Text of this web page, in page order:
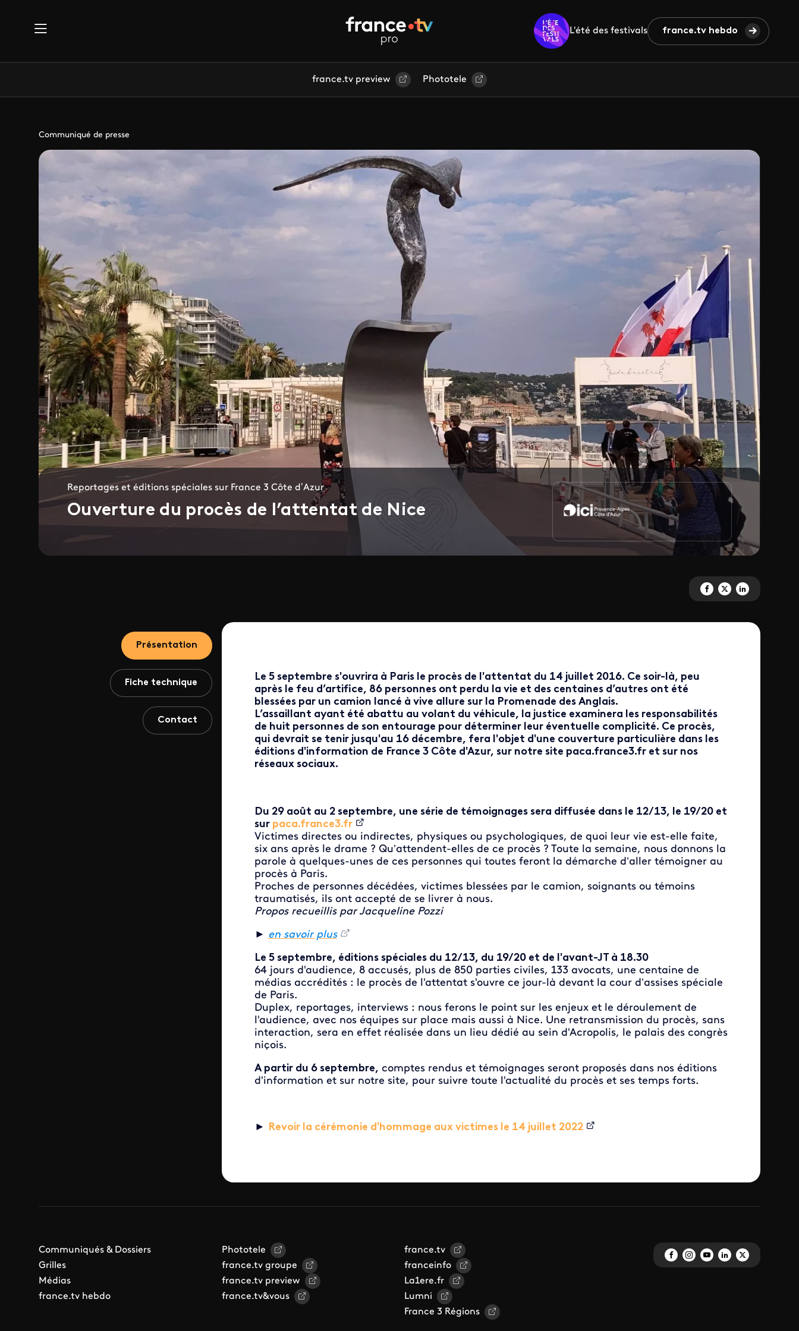
L'été des festivals france.tv hebdo
france.tv preview Phototele
Communiqué de presse
Reportages et éditions spéciales sur France 3 Côte d’Azur
Ouverture du procès de l’attentat de Nice
Partagez 'Ouverture du
Partagez 'Ouverture du
Partagez
Présentation
Fiche technique
Contact
Le 5 septembre s'ouvrira à Paris le procès de l'attentat du 14 juillet 2016. Ce soir-là, peu
après le feu d’artifice, 86 personnes ont perdu la vie et des centaines d’autres ont été
blessées par un camion lancé à vive allure sur la Promenade des Anglais.
L’assaillant ayant été abattu au volant du véhicule, la justice examinera les responsabilités
de huit personnes de son entourage pour déterminer leur éventuelle complicité. Ce procès,
qui devrait se tenir jusqu'au 16 décembre, fera l'objet d'une couverture particulière dans les
éditions d'information de France 3 Côte d'Azur, sur notre site paca.france3.fr et sur nos
réseaux sociaux.
Du 29 août au 2 septembre, une série de témoignages sera diffusée dans le 12/13, le 19/20 et
sur paca.france3.fr
Victimes directes ou indirectes, physiques ou psychologiques, de quoi leur vie est-elle faite,
six ans après le drame ? Qu’attendent-elles de ce procès ? Toute la semaine, nous donnons la
parole à quelques-unes de ces personnes qui toutes feront la démarche d’aller témoigner au
procès à Paris.
Proches de personnes décédées, victimes blessées par le camion, soignants ou témoins
traumatisés, ils ont accepté de se livrer à nous.
Propos recueillis par Jacqueline Pozzi
► en savoir plus
Le 5 septembre, éditions spéciales du 12/13, du 19/20 et de l'avant-JT à 18.30
64 jours d'audience, 8 accusés, plus de 850 parties civiles, 133 avocats, une centaine de
médias accrédités : le procès de l'attentat s'ouvre ce jour-là devant la cour d’assises spéciale
de Paris.
Duplex, reportages, interviews : nous ferons le point sur les enjeux et le déroulement de
l'audience, avec nos équipes sur place mais aussi à Nice. Une retransmission du procès, sans
interaction, sera en effet réalisée dans un lieu dédié au sein d'Acropolis, le palais des congrès
niçois.
A partir du 6 septembre, comptes rendus et témoignages seront proposés dans nos éditions
d'information et sur notre site, pour suivre toute l'actualité du procès et ses temps forts.
► Revoir la cérémonie d'hommage aux victimes le 14 juillet 2022
Communiqués & Dossiers
Grilles
Médias
france.tv hebdo
Phototele
france.tv groupe
france.tv preview
france.tv&vous
france.tv
franceinfo
La1ere.fr
Lumni
France 3 Régions